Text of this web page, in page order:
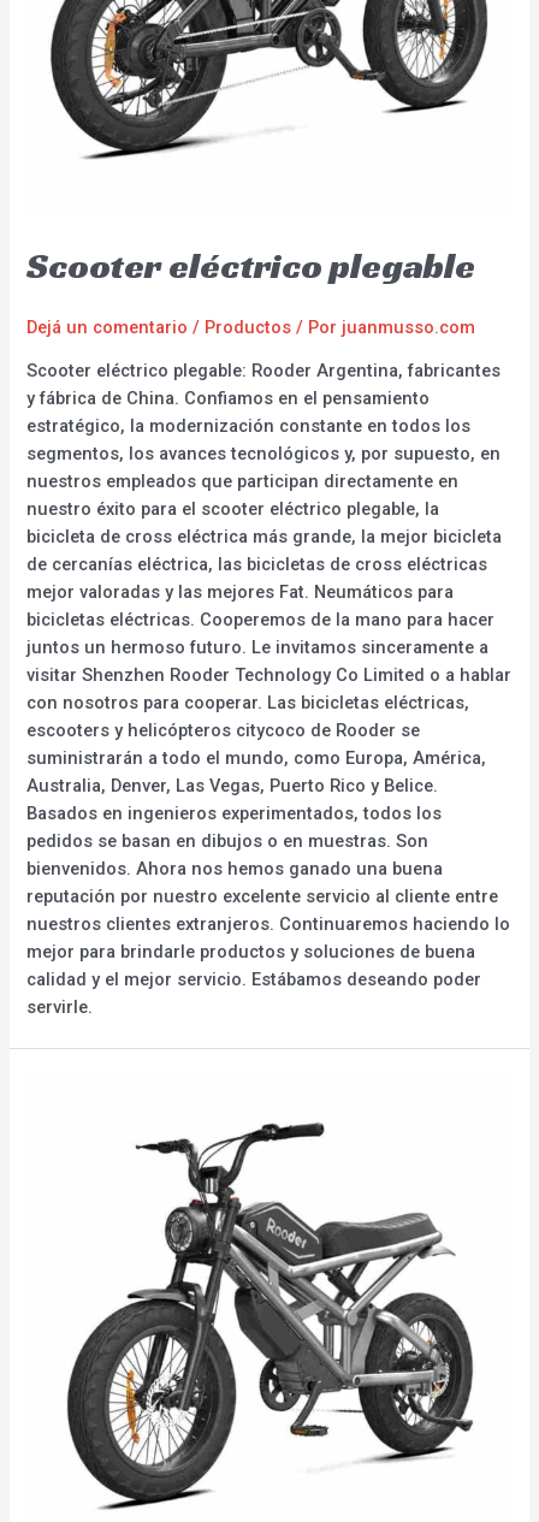
Scooter eléctrico plegable
Dejá un comentario / Productos / Por juanmusso.com
Scooter eléctrico plegable: Rooder Argentina, fabricantes
y fábrica de China. Confiamos en el pensamiento
estratégico, la modernización constante en todos los
segmentos, los avances tecnológicos y, por supuesto, en
nuestros empleados que participan directamente en
nuestro éxito para el scooter eléctrico plegable, la
bicicleta de cross eléctrica más grande, la mejor bicicleta
de cercanías eléctrica, las bicicletas de cross eléctricas
mejor valoradas y las mejores Fat. Neumáticos para
bicicletas eléctricas. Cooperemos de la mano para hacer
juntos un hermoso futuro. Le invitamos sinceramente a
visitar Shenzhen Rooder Technology Co Limited o a hablar
con nosotros para cooperar. Las bicicletas eléctricas,
escooters y helicópteros citycoco de Rooder se
suministrarán a todo el mundo, como Europa, América,
Australia, Denver, Las Vegas, Puerto Rico y Belice.
Basados en ingenieros experimentados, todos los
pedidos se basan en dibujos o en muestras. Son
bienvenidos. Ahora nos hemos ganado una buena
reputación por nuestro excelente servicio al cliente entre
nuestros clientes extranjeros. Continuaremos haciendo lo
mejor para brindarle productos y soluciones de buena
calidad y el mejor servicio. Estábamos deseando poder
servirle.